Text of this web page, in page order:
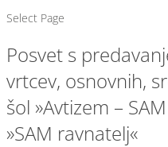
Select Page
Posvet s
vrtcev, osnovnih,
šol »Avtizem –
»SAM ravnatelj«